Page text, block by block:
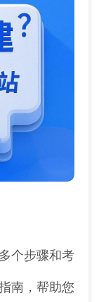
个步骤和考
南，帮助您